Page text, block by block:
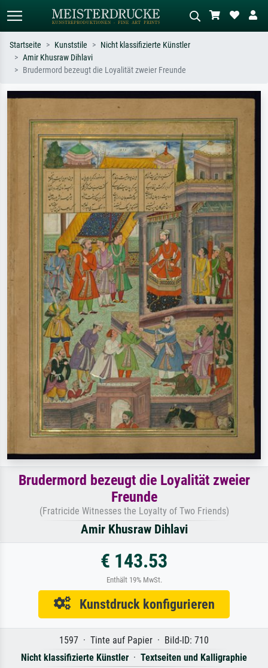
Standardsuche
oder Stilen – z.B. Monet,
Sternennacht, Impressionismus, Welle
Hokusai, Akt.
Wiese, Abstrakt mit viel Rot, Dunkles
Baum.
Startseite Kunststile
Nicht klassifizierte Künstler
Amir Khusraw Dihlavi
Brudermord bezeugt die Loyalität zweier Freunde
Brudermord bezeugt die Loyalität zweier
Freunde
(Fratricide Witnesses the Loyalty of Two Friends)
Amir Khusraw Dihlavi
€ 143.53
Enthält 19% MwSt.
Kunstdruck konfigurieren
1597 · Tinte auf Papier · Bild-ID: 710
Nicht klassifizierte Künstler · Textseiten und Kalligraphie